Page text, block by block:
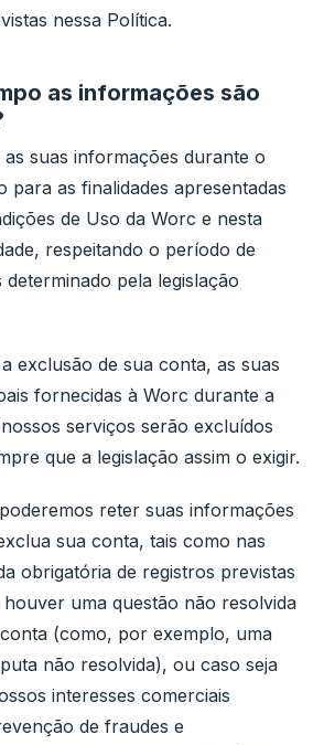
nessa Política.
as informações são
suas informações durante o
para as finalidades apresentadas
de Uso da Worc e nesta
respeitando o período de
pela legislação
exclusão de sua conta, as suas
fornecidas à Worc durante a
serviços serão excluídos
que a legislação assim o exigir.
reter suas informações
sua conta, tais como nas
obrigatória de registros previstas
uma questão não resolvida
(como, por exemplo, uma
não resolvida), ou caso seja
interesses comerciais
de fraudes e